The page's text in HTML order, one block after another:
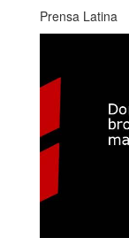
Prensa Latina